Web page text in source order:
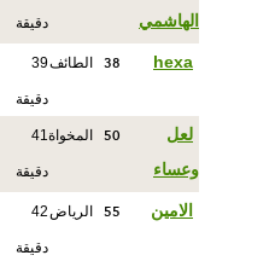
الهاشمي
دقيقة
hexa
38 الطائف39
دقيقة
لعل
وعساء
50 المخواة41
دقيقة
الامين 55 الرياض42
دقيقة